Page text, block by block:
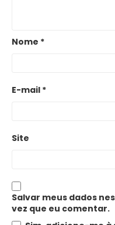
Nome *
E-mail *
Site
Salvar meus dados
vez que eu comentar.